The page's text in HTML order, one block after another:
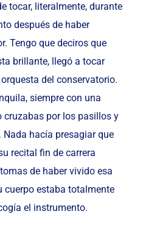
tocar, literalmente, durante
después de haber
Tengo que deciros que
brillante, llegó a tocar
del conservatorio.
siempre con una
cruzabas por los pasillos y
hacía presagiar que
recital fin de carrera
de haber vivido esa
cuerpo estaba totalmente
el instrumento.